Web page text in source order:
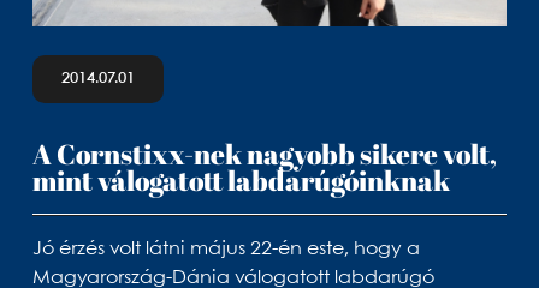
2014.07.01
A Cornstixx-nek nagyobb sikere volt,
mint válogatott labdarúgóinknak
Jó érzés volt látni május 22-én este, hogy a
Magyarország-Dánia válogatott labdarúgó